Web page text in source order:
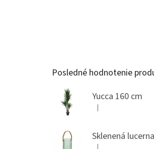
Posledné hodnotenie
Yucca 160 cm
Hodnotenie
|